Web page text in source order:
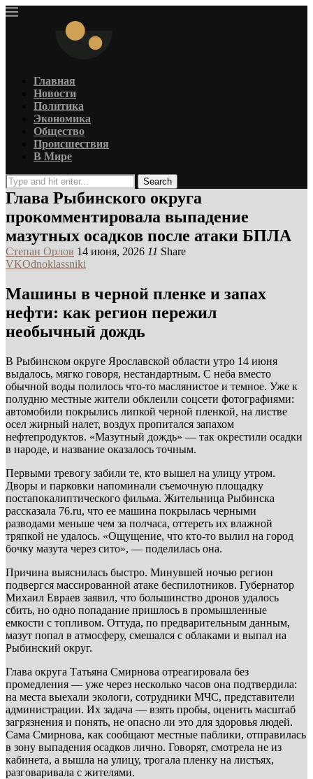
Главная
Новости
Политика
Экономика
Общество
Происшествия
В Мире
Search
Глава Рыбинского округа
прокомментировала выпадение
мазутных осадков после атаки БПЛА
Степан Орлов 14 июня, 2026 11 Share
VKOdnoklassniki
Машины в черной пленке и запах
нефти: как регион пережил
необычный дождь
В Рыбинском округе Ярославской области утро 14 июня
выдалось, мягко говоря, нестандартным. С неба вместо
обычной воды полилось что-то маслянистое и темное. Уже к
полудню местные жители обклеили соцсети фотографиями:
автомобили покрылись липкой черной пленкой, на листве
осел жирный налет, воздух пропитался запахом
нефтепродуктов. «Мазутный дождь» — так окрестили осадки
в народе, и название оказалось точным.
Первыми тревогу забили те, кто вышел на улицу утром.
Дворы и парковки напоминали съемочную площадку
постапокалиптического фильма. Жительница Рыбинска
рассказала 76.ru, что ее машина покрылась черными
разводами меньше чем за полчаса, оттереть их влажной
тряпкой не удалось. «Ощущение, что кто-то вылил на город
бочку мазута через сито», — поделилась она.
Причина выяснилась быстро. Минувшей ночью регион
подвергся массированной атаке беспилотников. Губернатор
Михаил Евраев заявил, что большинство дронов удалось
сбить, но одно попадание пришлось в промышленные
емкости с топливом. Оттуда, по предварительным данным,
мазут попал в атмосферу, смешался с облаками и выпал на
Рыбинский округ.
Глава округа Татьяна Смирнова отреагировала без
промедления — уже через несколько часов она подтвердила:
на места выехали экологи, сотрудники МЧС, представители
администрации. Их задача — взять пробы, оценить масштаб
загрязнения и понять, не опасно ли это для здоровья людей.
Сама Смирнова, как сообщают местные паблики, отправилась
в зону выпадения осадков лично. Говорят, смотрела не из
кабинета, а вышла на улицу, трогала пленку на листьях,
разговаривала с жителями.